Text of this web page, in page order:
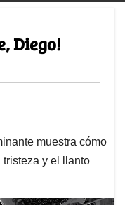
Diego!
muestra cómo
y el llanto